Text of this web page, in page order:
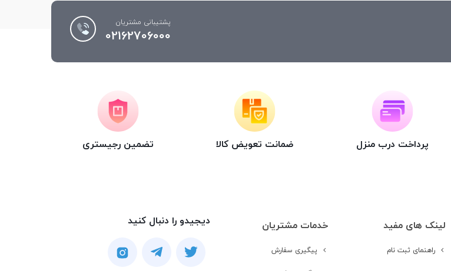
پشتیبانی مشتریان
02162706000
پرداخت درب منزل ضمانت تعویض کالا تضمین رجیستری
لینک های مفید
راهنمای ثبت نام
خدمات مشتریان
پیگیری سفارش
دیجیدو را دنبال کنید